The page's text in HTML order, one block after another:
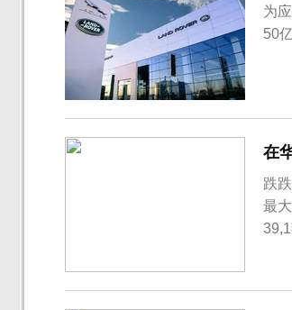
为
50
在
跌
最
虎